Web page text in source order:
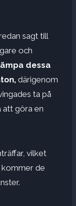
sagt till
och
dessa
därigenom
ta på
att göra en
vilket
kommer de